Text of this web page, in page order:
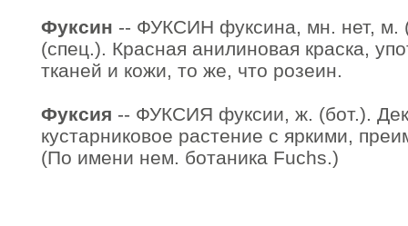
Фуксин -- ФУКСИН фуксина, мн. нет, м.
(спец.). Красная анилиновая краска,
тканей и кожи, то же, что розеин.
Фуксия -- ФУКСИЯ фуксии, ж. (бот.).
кустарниковое растение с яркими,
(По имени нем. ботаника Fuchs.)